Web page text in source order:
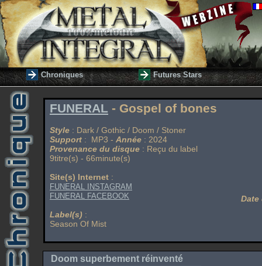
Chroniques Futures Stars
FUNERAL - Gospel of bones
Style : Dark / Gothic / Doom / Stoner
Support : MP3 - Année : 2024
Provenance du disque : Reçu du label
9titre(s) - 66minute(s)
Site(s) Internet :
FUNERAL INSTAGRAM
FUNERAL FACEBOOK
Label(s) :
Season Of Mist
Doom superbement réinventé